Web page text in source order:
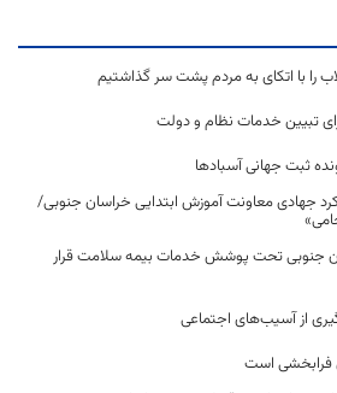
را با اتکای به مردم پشت سر گذاشتیم
تبیین خدمات نظام و دولت
ثبت جهانی آسبادها
جهادی معاونت آموزش ابتدایی خراسان جنوبی/
جنوبی تحت پوشش خدمات بیمه سلامت قرار
از آسیب‌های اجتماعی
فرابخشی است